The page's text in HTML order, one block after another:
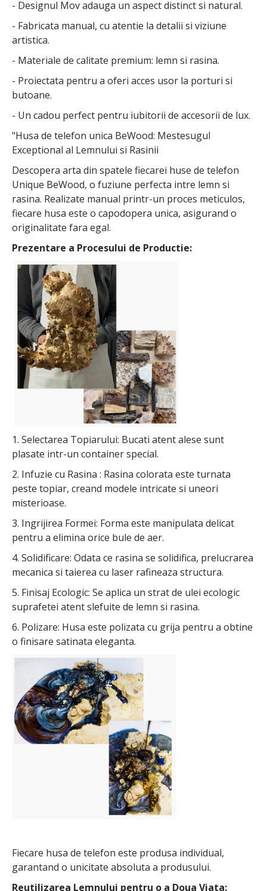
- Designul Mov adauga un aspect distinct si natural.
- Fabricata manual, cu atentie la detalii si viziune
artistica.
- Materiale de calitate premium: lemn si rasina.
- Proiectata pentru a oferi acces usor la porturi si
butoane.
- Un cadou perfect pentru iubitorii de accesorii de lux.
"Husa de telefon unica BeWood: Mestesugul
Exceptional al Lemnului si Rasinii
Descopera arta din spatele fiecarei huse de telefon
Unique BeWood, o fuziune perfecta intre lemn si
rasina. Realizate manual printr-un proces meticulos,
fiecare husa este o capodopera unica, asigurand o
originalitate fara egal.
Prezentare a Procesului de Productie:
1. Selectarea Topiarului: Bucati atent alese sunt
plasate intr-un container special.
2. Infuzie cu Rasina : Rasina colorata este turnata
peste topiar, creand modele intricate si uneori
misterioase.
3. Ingrijirea Formei: Forma este manipulata delicat
pentru a elimina orice bule de aer.
4. Solidificare: Odata ce rasina se solidifica, prelucrarea
mecanica si taierea cu laser rafineaza structura.
5. Finisaj Ecologic: Se aplica un strat de ulei ecologic
suprafetei atent slefuite de lemn si rasina.
6. Polizare: Husa este polizata cu grija pentru a obtine
o finisare satinata eleganta.
Fiecare husa de telefon este produsa individual,
garantand o unicitate absoluta a produsului.
Reutilizarea Lemnului pentru o a Doua Viata: